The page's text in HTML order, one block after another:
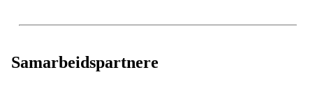
Samarbeidspartnere